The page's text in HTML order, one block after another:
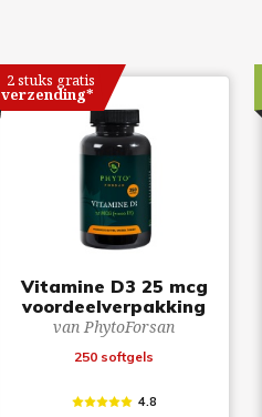
Vitamine D3 25 mcg
voordeelverpakking
van PhytoForsan
250 softgels
2 stuks gratis
verzending*
4.8